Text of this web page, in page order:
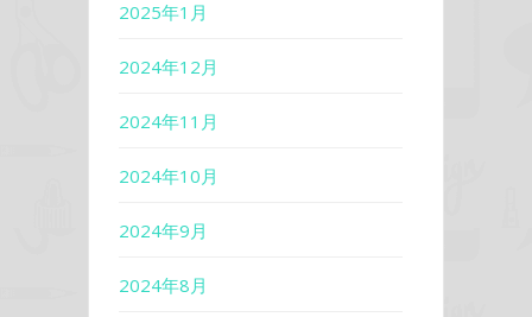
2025年1月
2024年12月
2024年11月
2024年10月
2024年9月
2024年8月